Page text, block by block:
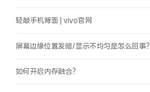
轻敲手机背面 | vivo官网
屏幕边缘位置发暗/显示不均匀是怎么回事？
如何开启内存融合？